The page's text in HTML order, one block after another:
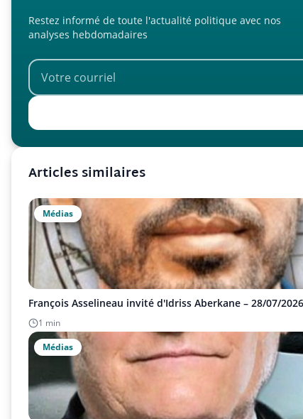
Restez informé de toute l'actualité politique avec nos
analyses hebdomadaires
Articles similaires
Médias
François Asselineau invité d'Idriss Aberkane – 28/07/2026
1 min
Médias